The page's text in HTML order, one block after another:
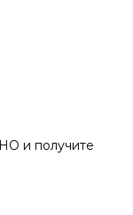
и получите